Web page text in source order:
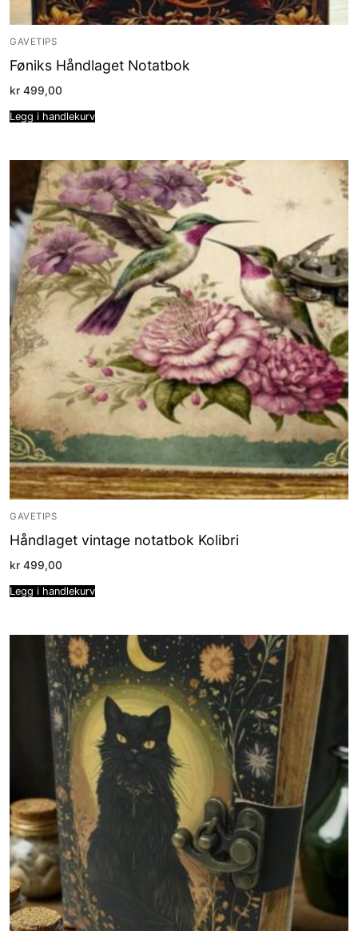
GAVETIPS
Føniks Håndlaget Notatbok
kr 499,00
Legg i handlekurv
GAVETIPS
Håndlaget vintage notatbok Kolibri
kr 499,00
Legg i handlekurv